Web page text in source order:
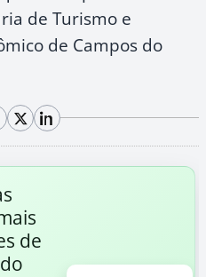
de Turismo e
de Campos do
de